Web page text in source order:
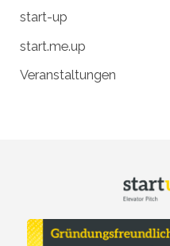
start-up
start.me.up
Veranstaltungen